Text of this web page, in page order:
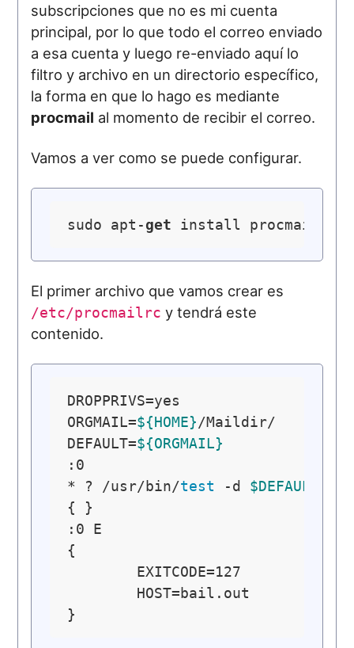
subscripciones que no es mi cuenta
principal, por lo que todo el correo enviado
a esa cuenta y luego re-enviado aquí lo
filtro y archivo en un directorio específico,
la forma en que lo hago es mediante
procmail al momento de recibir el correo.
Vamos a ver como se puede configurar.
sudo apt-get
El primer archivo que vamos crear es
/etc/procmailrc y tendrá este
contenido.
DROPPRIVS=yes
ORGMAIL=${HOME}/Maildir/
DEFAULT=${ORGMAIL}
:0
* ? /usr/bin/test -d $DEFAULT
{ }
:0 E
{
        EXITCODE=127
        HOST=bail.out